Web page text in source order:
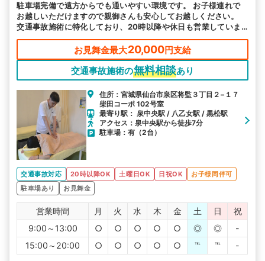
駐車場完備で遠方からでも通いやすい環境です。 お子様連れで
お越しいただけますので親御さんも安心してお越しください。
交通事故施術に特化しており、20時以降や休日も営業していま
す。お痛みは諦めないで実績豊富な当院へお任せください。
お見舞金最大20,000円支給
交通事故施術の無料相談あり
住所：宮城県仙台市泉区将監３丁目２−１７
柴田コーポ 102号室
最寄り駅： 泉中央駅 / 八乙女駅 / 黒松駅
アクセス：泉中央駅から徒歩7分
駐車場：有（2台）
交通事故対応 20時以降OK 土曜日OK 日祝OK
お子様同伴可
駐車場あり
お見舞金
営業時間 月 火 水 木 金 土 日
祝
9:00～13:00
○ ○ ○ ○ ○ ◎ ◎
-
15:00～20:00
○ ○ ○ ○ ○ ℡ ℡ -